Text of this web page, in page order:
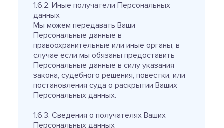
1.6.2. Иные получатели Персональных
данных
Мы можем передавать Ваши
Персональные данные в
правоохранительные или иные органы, в
случае если мы обязаны предоставить
Персональные данные в силу указания
закона, судебного решения, повестки, или
постановления суда о раскрытии Ваших
Персональных данных.
1.6.3. Сведения о получателях Ваших
Персональных данных